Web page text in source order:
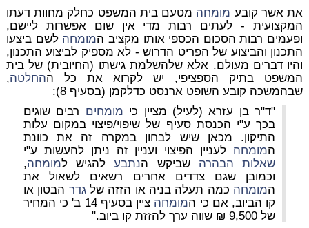
את אשר קובע מומחה מטעם בית המשפט כחלק מחוות דעתו
המקצועית - לעתים רבות מדי אין שום אפשרות ליישם,
ופעמים רבות הסכום הכספי אותו מקציב המומחה לשם ביצעו
התכנון והביצוע של הפריט הדרוש - לא מספיק לביצוע התכנון,
והיו דברים מעולם. אלא שלהשלמת גישתו (החיובית) של בית
המשפט בתיק הספציפי, יש לקרוא את כל ההחלטה,
שבהמשכה קובע השופט ארנסט כדלקמן (בסעיף 8):
"ד"ר בן עזרא (לעיל) מציין כי מומחים רבים שוגים
בכך ע"י הכנסת סעיף של שיפוי/פיצוי במקום עלות
התיקון. מכאן שיש לבחון במקרה זה את כוונת
המומחה לעניין הפיצוי ועניין זה ניתן להעשות ע"י
שאלות הבהרה שביקש הנתבעלהגיש למומחה,
וכמובן שגם צדדים אחרים רשאים לשאול את
המומחה כמה תעלה בניה או הזזה שלגדר הבטון או
קו הביוב, אם כי המומחה
ציין בסעיף 14 ב' כי המחיר
של 9,500 ₪ שווה ערך להזזת קו ביוב."